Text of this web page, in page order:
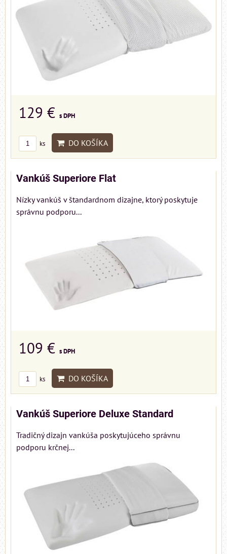
129 € s DPH
ks DO KOŠÍKA
Vankúš Superiore Flat
Nízky vankúš v štandardnom dizajne, ktorý poskytuje
správnu podporu...
109 € s DPH
ks DO KOŠÍKA
Vankúš Superiore Deluxe Standard
Tradičný dizajn vankúša poskytujúceho správnu
podporu krčnej...